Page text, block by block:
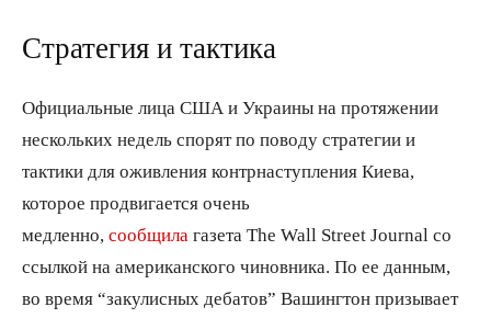
Стратегия и тактика
Официальные лица США и Украины на протяжении
нескольких недель спорят по поводу стратегии и
тактики для оживления контрнаступления Киева,
которое продвигается очень
медленно, сообщила газета The Wall Street Journal со
ссылкой на американского чиновника. По ее данным,
во время “закулисных дебатов” Вашингтон призывает